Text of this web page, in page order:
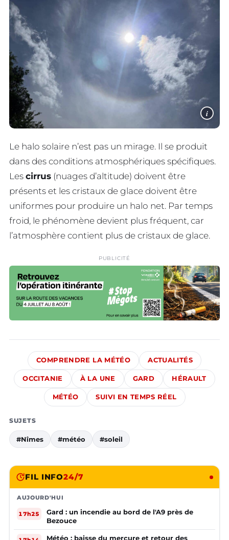
i
Le halo solaire n’est pas un mirage. Il se produit
dans des conditions atmosphériques spécifiques.
Les cirrus (nuages d’altitude) doivent être
présents et les cristaux de glace doivent être
uniformes pour produire un halo net. Par temps
froid, le phénomène devient plus fréquent, car
l’atmosphère contient plus de cristaux de glace.
PUBLICITÉ
COMPRENDRE LA MÉTÉO ACTUALITÉS
OCCITANIE À LA UNE GARD HÉRAULT
MÉTÉO SUIVI EN TEMPS RÉEL
SUJETS
#Nîmes #météo #soleil
FIL INFO24/7
AUJOURD'HUI
17h25
Gard : un incendie au bord de l'A9 près de
Bezouce
Météo : baisse du mercure et retour des